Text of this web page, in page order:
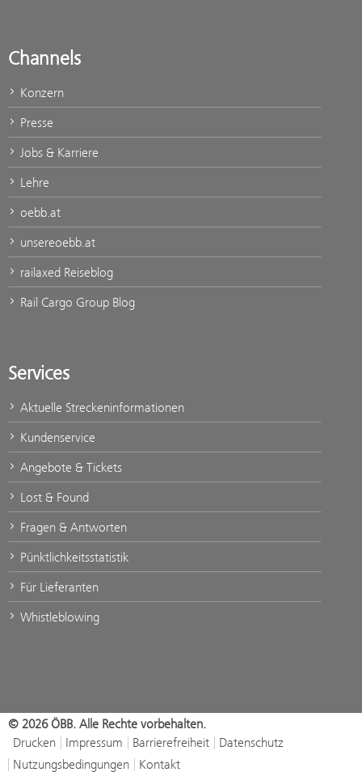
Channels
Konzern
Presse
Jobs & Karriere
Lehre
oebb.at
unsereoebb.at
railaxed Reiseblog
Rail Cargo Group Blog
Services
Aktuelle Streckeninformationen
Kundenservice
Angebote & Tickets
Lost & Found
Fragen & Antworten
Pünktlichkeitsstatistik
Für Lieferanten
Whistleblowing
© 2026 ÖBB. Alle Rechte vorbehalten.
Drucken
Impressum Barrierefreiheit
Datenschutz
Nutzungsbedingungen
Kontakt